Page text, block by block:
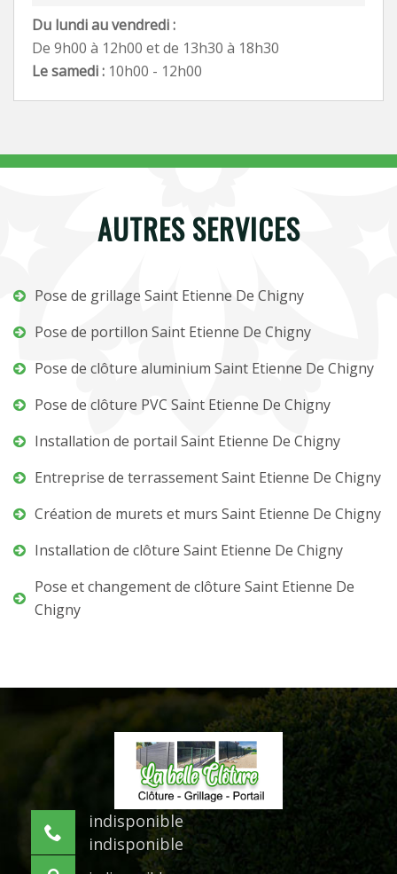
Du lundi au vendredi :
De 9h00 à 12h00 et de 13h30 à 18h30
Le samedi : 10h00 - 12h00
AUTRES SERVICES
Pose de grillage Saint Etienne De Chigny
Pose de portillon Saint Etienne De Chigny
Pose de clôture aluminium Saint Etienne De Chigny
Pose de clôture PVC Saint Etienne De Chigny
Installation de portail Saint Etienne De Chigny
Entreprise de terrassement Saint Etienne De Chigny
Création de murets et murs Saint Etienne De Chigny
Installation de clôture Saint Etienne De Chigny
Pose et changement de clôture Saint Etienne De
Chigny
indisponible
indisponible